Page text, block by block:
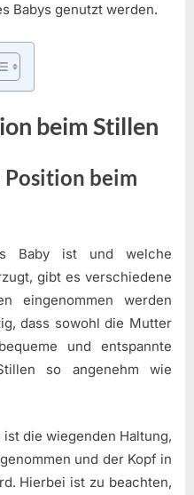
Babys genutzt werden.
beim Stillen
beim
Baby ist und welche
gibt es verschiedene
eingenommen werden
dass sowohl die Mutter
und entspannte
so angenehm wie
die wiegenden Haltung,
und der Kopf in
Hierbei ist zu beachten,